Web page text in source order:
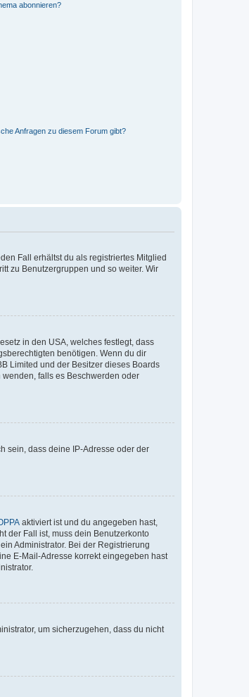
abonnieren?
Anfragen zu diesem Forum gibt?
Fall erhältst du als registriertes Mitglied
zu Benutzergruppen und so weiter. Wir
in den USA, welches festlegt, dass
benötigen. Wenn du dir
Limited und der Besitzer dieses Boards
falls es Beschwerden oder
sein, dass deine IP-Adresse oder der
aktiviert ist und du angegeben hast,
der Fall ist, muss dein Benutzerkonto
Administrator. Bei der Registrierung
E-Mail-Adresse korrekt eingegeben hast
um sicherzugehen, dass du nicht